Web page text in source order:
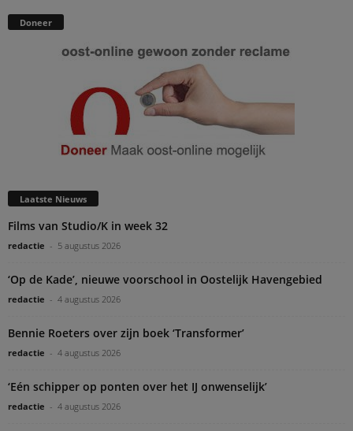
Doneer
Laatste Nieuws
Films van Studio/K in week 32
redactie - 5 augustus 2026
‘Op de Kade’, nieuwe voorschool in Oostelijk Havengebied
redactie - 4 augustus 2026
Bennie Roeters over zijn boek ‘Transformer’
redactie - 4 augustus 2026
‘Eén schipper op ponten over het IJ onwenselijk’
redactie - 4 augustus 2026